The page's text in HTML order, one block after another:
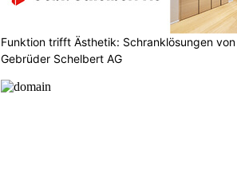
Funktion trifft Ästhetik: Schranklösungen von
Gebrüder Schelbert AG